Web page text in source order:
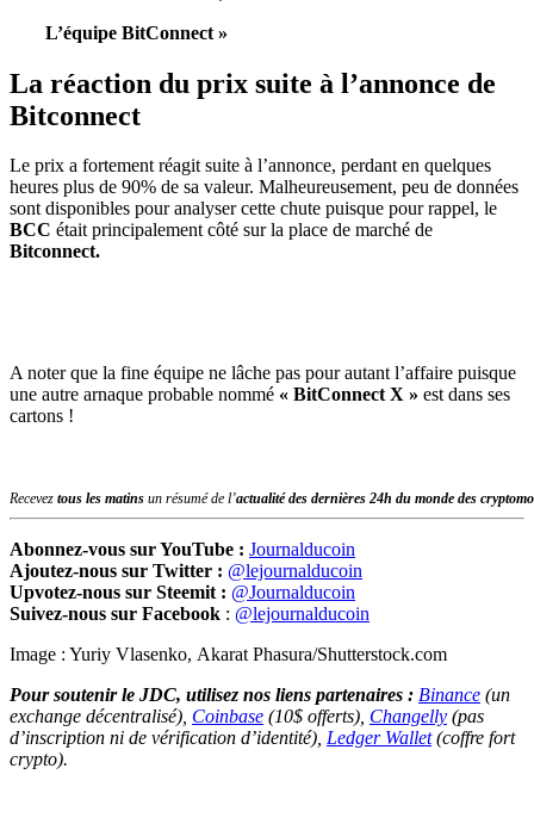
L’équipe BitConnect »
La réaction du prix suite à l’annonce de
Bitconnect
Le prix a fortement réagit suite à l’annonce, perdant en quelques
heures plus de 90% de sa valeur. Malheureusement, peu de données
sont disponibles pour analyser cette chute puisque pour rappel, le
BCC était principalement côté sur la place de marché de
Bitconnect.
A noter que la fine équipe ne lâche pas pour autant l’affaire puisque
une autre arnaque probable nommé « BitConnect X » est dans ses
cartons !
Recevez tous les matins un résumé de l’actualité des dernières 24h du monde des
Abonnez-vous sur YouTube : Journalducoin
Ajoutez-nous sur Twitter : @lejournalducoin
Upvotez-nous sur Steemit : @Journalducoin
Suivez-nous sur Facebook : @lejournalducoin
Image : Yuriy Vlasenko, Akarat Phasura/Shutterstock.com
Pour soutenir le JDC, utilisez nos liens partenaires : Binance (un
exchange décentralisé), Coinbase (10$ offerts), Changelly (pas
d’inscription ni de vérification d’identité), Ledger Wallet(coffre fort
crypto).